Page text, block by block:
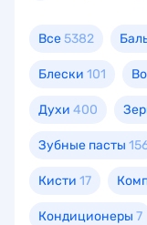
Все5382
Блески 101
Духи 400
Зубные пасты
Кисти 17
Кондиционеры 7